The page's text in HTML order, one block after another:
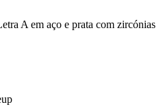
A em aço e prata com zircónias